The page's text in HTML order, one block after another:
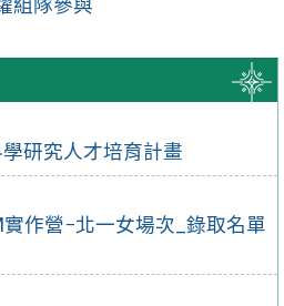
研究人才培育計畫
作營−北一女場次_錄取名單
組隊參與